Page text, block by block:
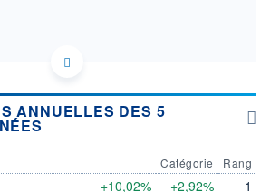
International Asset Management
240
ANNUELLES DES 5
+10,02%
Catégorie
+2,92%
Rang
1